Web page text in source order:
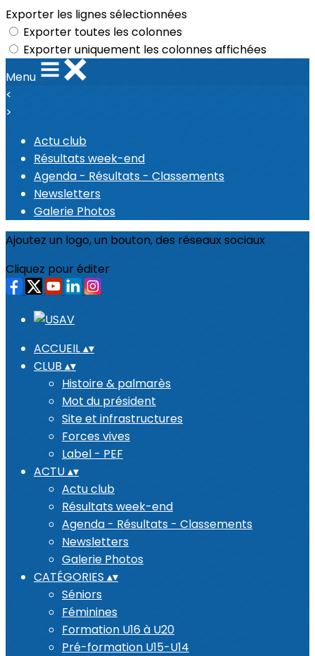
Exporter les lignes sélectionnées
Exporter toutes les colonnes
Exporter uniquement les colonnes affichées
Menu
<
>
Actu club
Résultats week-end
Agenda - Résultats - Classements
Newsletters
Galerie Photos
Ajoutez un logo, un bouton, des réseaux sociaux
Cliquez pour éditer
ACCUEIL▴▾
CLUB ▴▾
Histoire & palmarès
Mot du président
Site et infrastructures
Forces vives
Label - PEF
ACTU▴▾
Actu club
Résultats week-end
Agenda - Résultats - Classements
Newsletters
Galerie Photos
CATÉGORIES ▴▾
Séniors
Féminines
Formation U16 à U20
Pré-formation U15-U14